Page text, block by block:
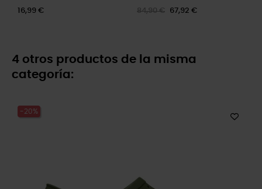
16,99 € 84,90 € 67,92 €
4 otros productos de la misma
categoría:
-20%